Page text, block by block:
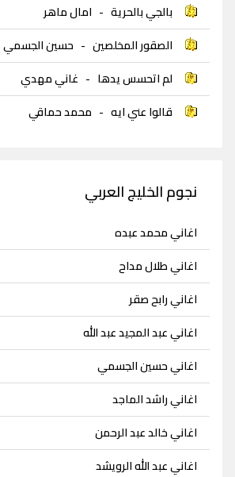
بالجي بالحرية - امال ماهر
الصقور المخلصين - حسين الجسمي
لم اتحسس يدها - غاني مهدي
قالوا عني ايه - محمد حماقي
نجوم الخليج العربي
اغاني محمد عبده
اغاني طلال مداح
اغاني رابح صقر
اغاني عبد المجيد عبد الله
اغاني حسين الجسمي
اغاني راشد الماجد
اغاني خالد عبد الرحمن
اغاني عبد الله الرويشد